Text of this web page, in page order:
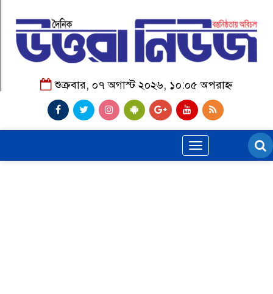
শুক্রবার, ০৭ অগাস্ট ২০২৬, ১০:০৫ অপরাহ্ন
Toggle
navigation